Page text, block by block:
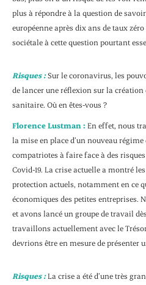
plus à répondre à la question de
européenne après dix ans de taux
sociétale à cette question pourtant
Risques :Sur le coronavirus, les
de lancer une réflexion sur la création
sanitaire. Où en êtes-vous ?
Florence Lustman : En effet, nous
la mise en place d’un nouveau
compatriotes à faire face à des
Covid-19. La crise actuelle a montré
protection actuels, notamment en ce
économiques des petites entreprises.
et avons lancé un groupe de travail
travaillons actuellement avec le
devrions être en mesure de présenter
Risques :La crise a été d’une très